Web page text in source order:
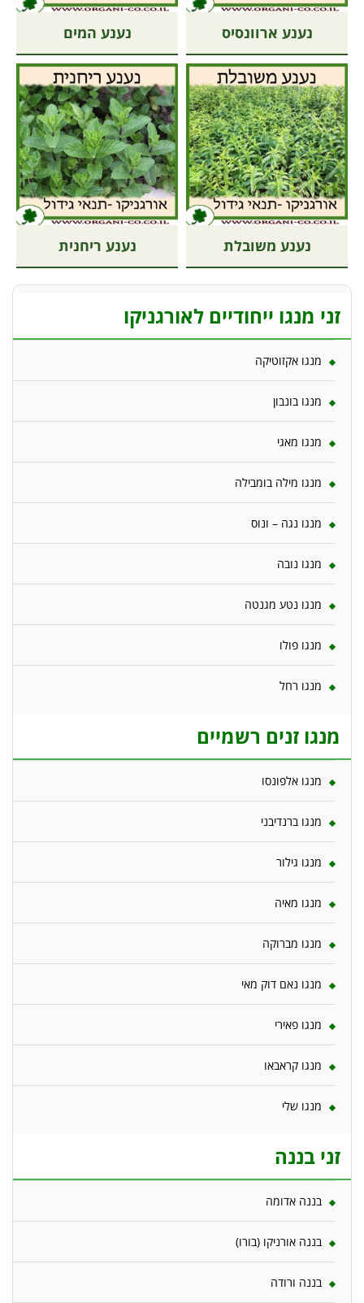
נענע ארוונסיס נענע המים
נענע משובלת נענע ריחנית
זני מנגו ייחודיים לאורגניקו
מנגו אקזוטיקה
מנגו בונבון
מנגו מאגי
מנגו מילה בומבילה
מנגו נגה – ונוס
מנגו נובה
מנגו נטע מגנטה
מנגו פולו
מנגו רחל
מנגו זנים רשמיים
מנגו אלפונסו
מנגו ברנדיבני
מנגו גילור
מנגו מאיה
מנגו מברוקה
מנגו נאם דוק מאי
מנגו פאירי
מנגו קראבאו
מנגו שלי
זני בננה
בננה אדומה
בננה אורניקו (בורו)
בננה ורודה